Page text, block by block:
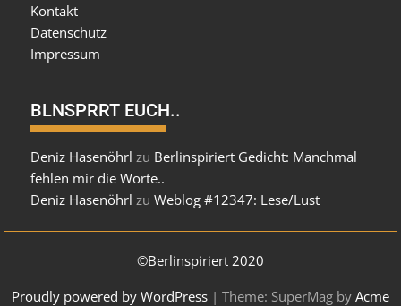
Kontakt
Datenschutz
Impressum
BLNSPRRT EUCH..
Deniz Hasenöhrl zu Berlinspiriert Gedicht: Manchmal
fehlen mir die Worte..
Deniz Hasenöhrl zuWeblog #12347: Lese/Lust
©Berlinspiriert 2020
Proudly powered by WordPress | Theme: SuperMag by Acme